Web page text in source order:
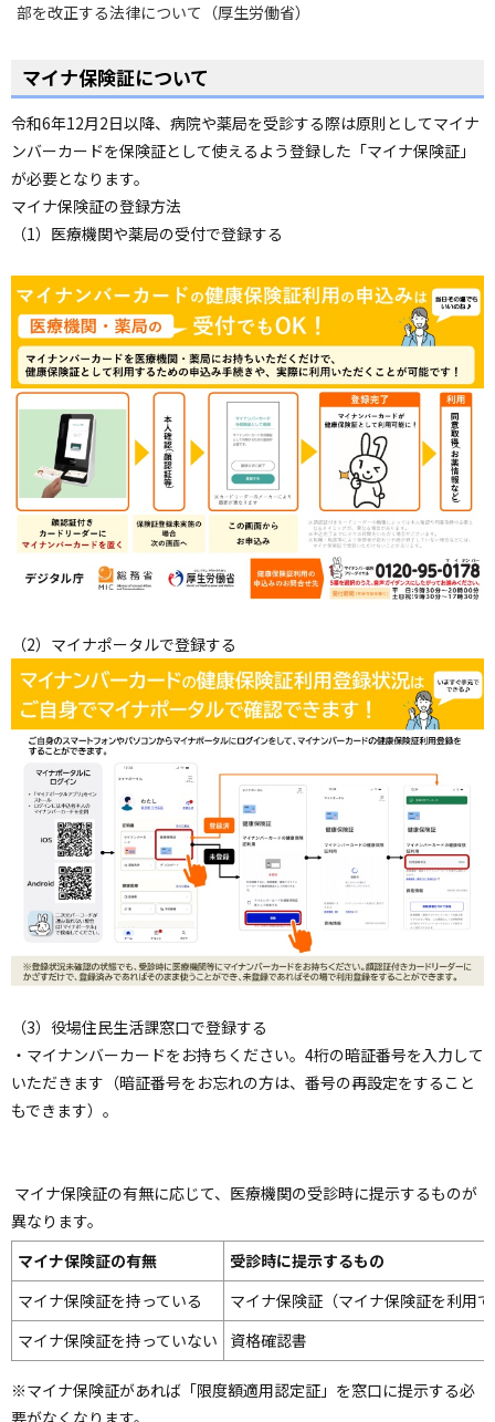
部を改正する法律について（厚生労働省）
ト
ッ
プ
へ
マイナ保険証について
令和6年12月2日以降、病院や薬局を受診する際は原則としてマイナ
ンバーカードを保険証として使えるよう登録した「マイナ保険証」
が必要となります。
マイナ保険証の登録方法
（1）医療機関や薬局の受付で登録する
ジ
の
ト
（2）マイナポータルで登録する
ト
ッ
（3）役場住民生活課窓口で登録する
・マイナンバーカードをお持ちください。4桁の暗証番号を入力して
いただきます（暗証番号をお忘れの方は、番号の再設定をすること
もできます）。
の
プ
へ
マイナ保険証の有無に応じて、医療機関の受診時に提示するものが
異なります。
マイナ保険証の有無
受診時に提示するもの
マイナ保険証を持っている
マイナ保険証（マイナ保険証を利用
マイナ保険証を持っていない
資格確認書
※マイナ保険証があれば「限度額適用認定証」を窓口に提示する必
要がなくなります。